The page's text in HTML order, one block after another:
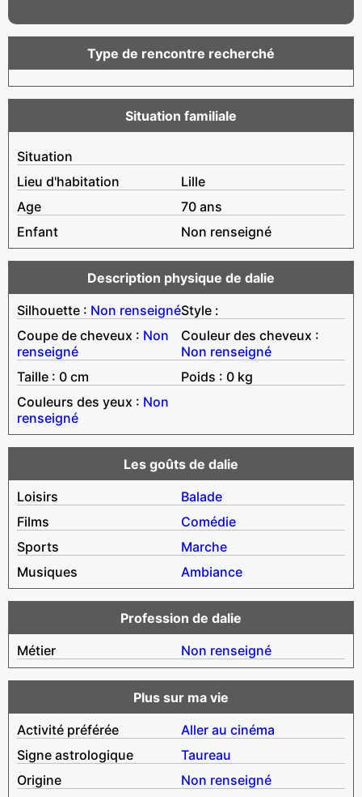
Type de rencontre recherché
Situation familiale
Situation
Lieu d'habitation
Lille
Age
70 ans
Enfant
Non renseigné
Description physique de dalie
Silhouette : Non renseignéStyle :
Coupe de cheveux : Non
renseigné
Couleur des cheveux :
Non renseigné
Taille : 0 cm
Poids : 0 kg
Couleurs des yeux : Non
renseigné
Les goûts de dalie
Loisirs
Balade
Films
Comédie
Sports
Marche
Musiques
Ambiance
Profession de dalie
Métier
Non renseigné
Plus sur ma vie
Activité préférée
Aller au cinéma
Signe astrologique
Taureau
Origine
Non renseigné